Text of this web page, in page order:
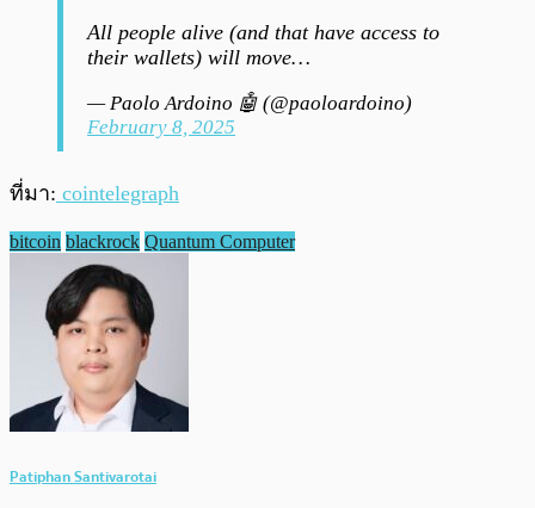
All people alive (and that have access to
their wallets) will move…
— Paolo Ardoino 🤖 (@paoloardoino)
February 8, 2025
ที่มา: cointelegraph
bitcoin blackrock Quantum Computer
Patiphan Santivarotai